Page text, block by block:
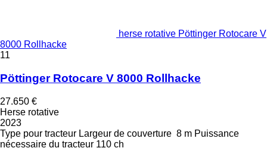
herse rotative Pöttinger Rotocare V
8000 Rollhacke
11
Pöttinger Rotocare V 8000 Rollhacke
27.650 €
Herse rotative
2023
Type pour tracteur Largeur de couverture 8 m Puissance
nécessaire du tracteur 110 ch